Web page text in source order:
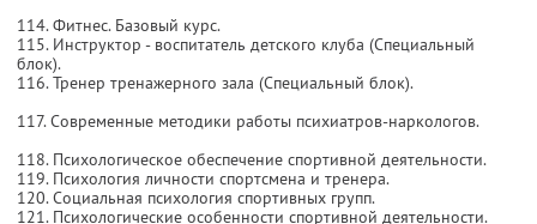
114. Фитнес. Базовый курс.
115. Инструктор - воспитатель детского клуба (Специальный
блок).
116. Тренер тренажерного зала (Специальный блок).
117. Современные методики работы психиатров-наркологов.
118. Психологическое обеспечение спортивной деятельности.
119. Психология личности спортсмена и тренера.
120. Социальная психология спортивных групп.
121. Психологические особенности спортивной деятельности.